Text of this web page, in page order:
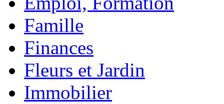
Famille
Finances
Fleurs et Jardin
Immobilier